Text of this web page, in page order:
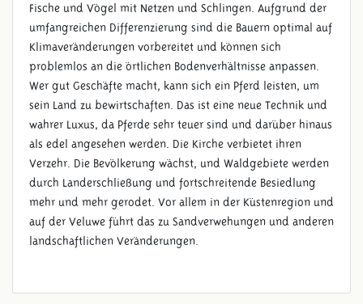
Fische und Vögel mit Netzen und Schlingen. Aufgrund der
umfangreichen Differenzierung sind die Bauern optimal auf
Klimaveränderungen vorbereitet und können sich
problemlos an die örtlichen Bodenverhältnisse anpassen.
Wer gut Geschäfte macht, kann sich ein Pferd leisten, um
sein Land zu bewirtschaften. Das ist eine neue Technik und
wahrer Luxus, da Pferde sehr teuer sind und darüber hinaus
als edel angesehen werden. Die Kirche verbietet ihren
Verzehr. Die Bevölkerung wächst, und Waldgebiete werden
durch Landerschließung und fortschreitende Besiedlung
mehr und mehr gerodet. Vor allem in der Küstenregion und
auf der Veluwe führt das zu Sandverwehungen und anderen
landschaftlichen Veränderungen.